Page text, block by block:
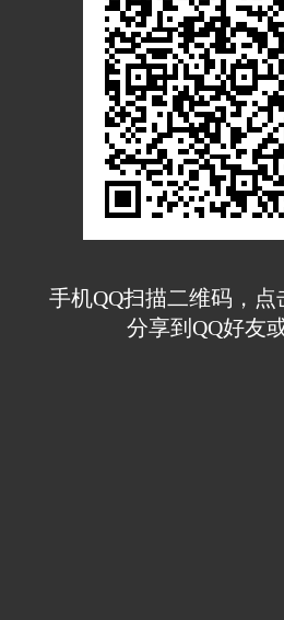
手机QQ扫描二维码，点
分享到QQ好友